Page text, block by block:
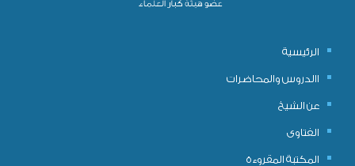
الرئيسية
االدروس والمحاضرات
عن الشيخ
الفتاوى
المكتبة المقروءة